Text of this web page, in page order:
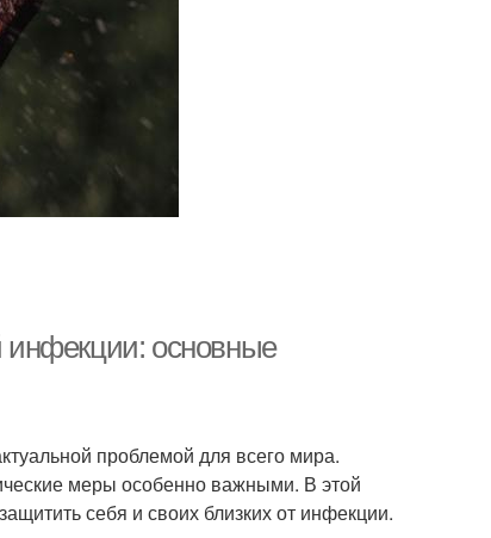
инфекции: основные
проблемой для всего мира.
меры особенно важными. В этой
себя и своих близких от инфекции.